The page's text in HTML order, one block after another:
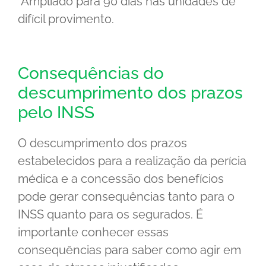
difícil provimento.
Consequências do
descumprimento dos prazos
pelo INSS
O descumprimento dos prazos
estabelecidos para a realização da perícia
médica e a concessão dos benefícios
pode gerar consequências tanto para o
INSS quanto para os segurados. É
importante conhecer essas
consequências para saber como agir em